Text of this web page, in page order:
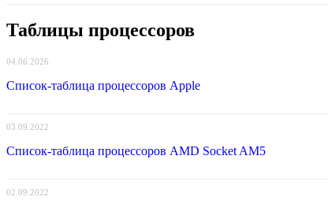
Таблицы процессоров
04.06.2026
Список-таблица процессоров Apple
03.09.2022
Список-таблица процессоров AMD Socket AM5
02.09.2022